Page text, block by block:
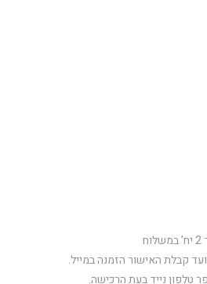
טלפון נייד בעת הרכישה.